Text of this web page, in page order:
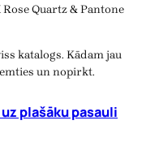
Quartz & Pantone
katalogs. Kādam jau
un nopirkt.
plašāku pasauli